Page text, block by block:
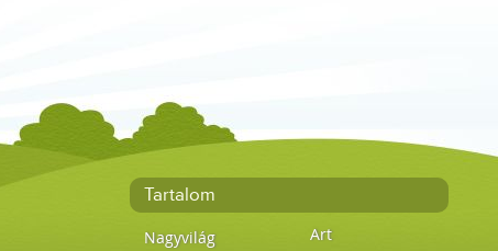
Tartalom
Nagyvilág
Art